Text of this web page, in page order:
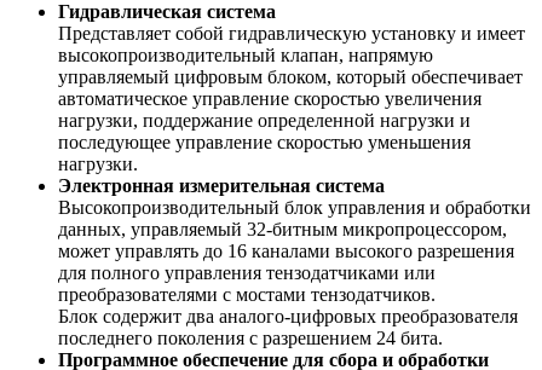
Гидравлическая система
Представляет собой гидравлическую установку и имеет
высокопроизводительный клапан, напрямую
управляемый цифровым блоком, который обеспечивает
автоматическое управление скоростью увеличения
нагрузки, поддержание определенной нагрузки и
последующее управление скоростью уменьшения
нагрузки.
Электронная измерительная система
Высокопроизводительный блок управления и обработки
данных, управляемый 32-битным микропроцессором,
может управлять до 16 каналами высокого разрешения
для полного управления тензодатчиками или
преобразователями с мостами тензодатчиков.
Блок содержит два аналого-цифровых преобразователя
последнего поколения с разрешением 24 бита.
Программное обеспечение для сбора и обработки